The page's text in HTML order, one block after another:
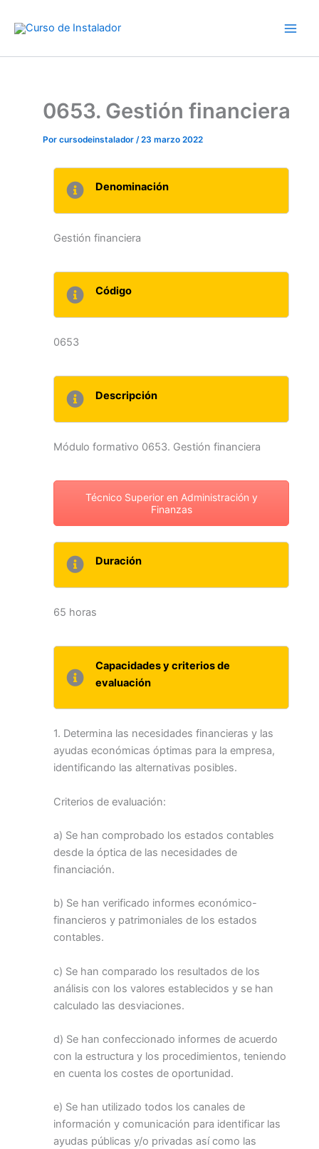
0653. Gestión financiera
Por cursodeinstalador /23 marzo 2022
Denominación
Gestión financiera
Código
0653
Descripción
Módulo formativo 0653. Gestión financiera
Técnico Superior en Administración y
Finanzas
Duración
65 horas
Capacidades y criterios de
evaluación
1. Determina las necesidades financieras y las
ayudas económicas óptimas para la empresa,
identificando las alternativas posibles.
Criterios de evaluación:
a) Se han comprobado los estados contables
desde la óptica de las necesidades de
financiación.
b) Se han verificado informes económico-
financieros y patrimoniales de los estados
contables.
c) Se han comparado los resultados de los
análisis con los valores establecidos y se han
calculado las desviaciones.
d) Se han confeccionado informes de acuerdo
con la estructura y los procedimientos, teniendo
en cuenta los costes de oportunidad.
e) Se han utilizado todos los canales de
información y comunicación para identificar las
ayudas públicas y/o privadas así como las